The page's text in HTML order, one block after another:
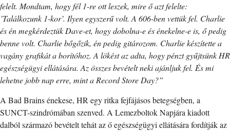
felelt. Mondtam, hogy fél 1-re ott leszek, mire ő azt felelte:
’Találkozunk 1-kor’. Ilyen egyszerű volt. A 606-ben vettük fel. Charlie
és én megkérdeztük Dave-et, hogy dobolna-e és énekelne-e is, ő pedig
benne volt. Charlie bőgőzik, én pedig gitározom. Charlie készítette a
vagány grafikát a borítóhoz. A lökést az adta, hogy pénzt gyűjtsünk HR
egészségügyi ellátására. Az összes bevételt neki ajánljuk fel. És mi
lehetne jobb nap erre, mint a Record Store Day?”
A Bad Brains énekese, HR egy ritka fejfájásos betegségben, a
SUNCT-szindrómában szenved. A Lemezboltok Napjára kiadott
dalból származó bevételt tehát az ő egészségügyi ellátására fordítják az